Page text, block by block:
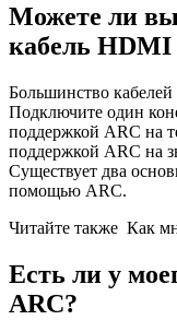
Можете ли вы
кабель HDMI
Большинство
Подключите один
поддержкой ARC на
поддержкой ARC на
Существует два
помощью ARC.
Читайте также Как
Есть ли у
ARC?